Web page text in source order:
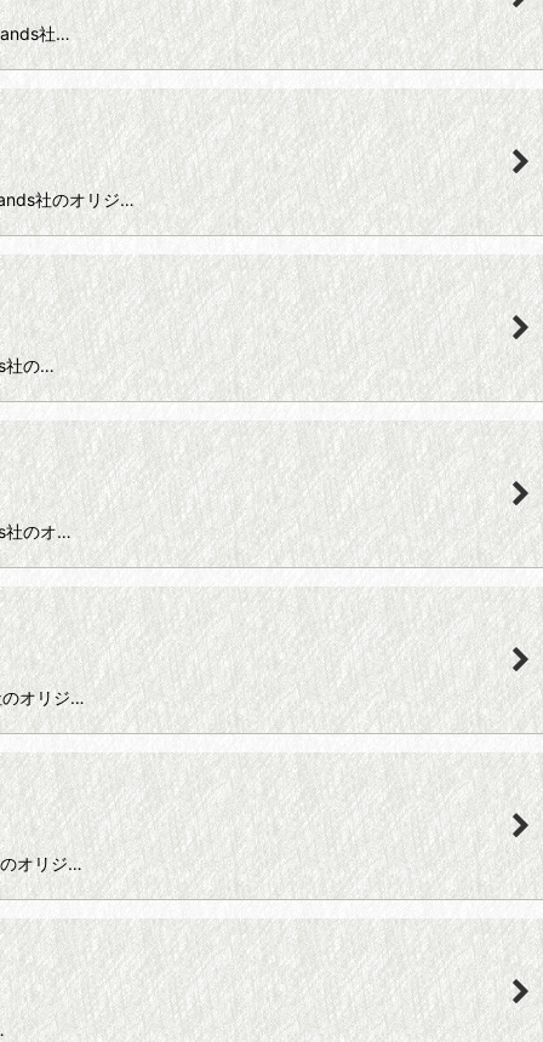
社…
社のオリジ…
社の…
のオ…
オリジ…
オリジ…